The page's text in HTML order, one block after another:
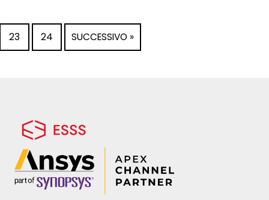
23 24 SUCCESSIVO »